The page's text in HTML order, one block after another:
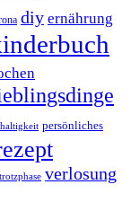
diy ernährung
persönliches
trotzphase verlosung